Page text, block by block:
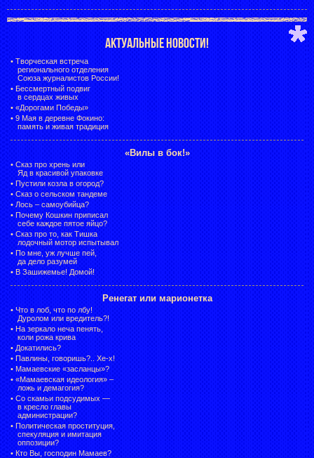
АКТУАЛЬНЫЕ НОВОСТИ!
• Творческая встреча
регионального отделения
Союза журналистов России!
• Бессмертный подвиг
в сердцах живых
• «Дорогами Победы»
• 9 Мая в деревне Фокино:
память и живая традиция
«Вилы в бок!»
• Сказ про хрень или
Яд в красивой упаковке
• Пустили козла в огород?
• Сказ о сельском тандеме
• Лось – самоубийца?
• Почему Кошкин приписал
себе каждое пятое яйцо?
• Сказ про то, как Тишка
лодочный мотор испытывал
• По мне, уж лучше пей,
да дело разумей
• В Зашижемье! Домой!
Ренегат или марионетка
• Что в лоб, что по лбу!
Дуролом или вредитель?!
• На зеркало неча пенять,
коли рожа крива
• Докатились?
• Павлины, говоришь?.. Хе-х!
• Мамаевские «засланцы»?
• «Мамаевская идеология» –
ложь и демагогия?
• Со скамьи подсудимых —
в кресло главы
администрации?
• Политическая проституция,
спекуляция и имитация
оппозиции?
• Кто Вы, господин Мамаев?